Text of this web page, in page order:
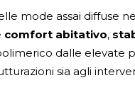
mode assai diffuse
comfort abitativo,
dalle elevate
sia agli